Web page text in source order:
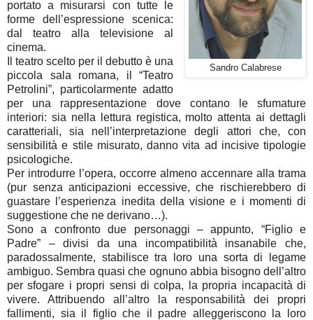
Sandro Calabrese
portato a misurarsi con tutte le
forme dell’espressione scenica:
dal teatro alla televisione al
cinema.
Il teatro scelto per il debutto è una
piccola sala romana, il “Teatro
Petrolini”, particolarmente adatto
per una rappresentazione dove contano le sfumature
interiori: sia nella lettura registica, molto attenta ai dettagli
caratteriali, sia nell’interpretazione degli attori che, con
sensibilità e stile misurato, danno vita ad incisive tipologie
psicologiche.
Per introdurre l’opera, occorre almeno accennare alla trama
(pur senza anticipazioni eccessive, che rischierebbero di
guastare l’esperienza inedita della visione e i momenti di
suggestione che ne derivano…).
Sono a confronto due personaggi – appunto, “Figlio e
Padre” – divisi da una incompatibilità insanabile che,
paradossalmente, stabilisce tra loro una sorta di legame
ambiguo. Sembra quasi che ognuno abbia bisogno dell’altro
per sfogare i propri sensi di colpa, la propria incapacità di
vivere. Attribuendo all’altro la responsabilità dei propri
fallimenti, sia il figlio che il padre alleggeriscono la loro